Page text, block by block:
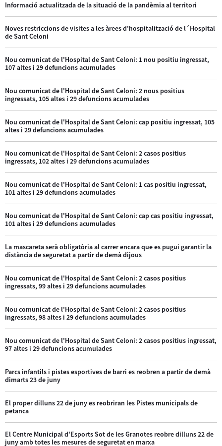
Informació actualitzada de la situació de la pandèmia al territori
Noves restriccions de visites a les àrees d'hospitalització de l´Hospital
de Sant Celoni
Nou comunicat de l'Hospital de Sant Celoni: 1 nou positiu ingressat,
107 altes i 29 defuncions acumulades
Nou comunicat de l'Hospital de Sant Celoni: 2 nous positius
ingressats, 105 altes i 29 defuncions acumulades
Nou comunicat de l'Hospital de Sant Celoni: cap positiu ingressat, 105
altes i 29 defuncions acumulades
Nou comunicat de l'Hospital de Sant Celoni: 2 casos positius
ingressats, 102 altes i 29 defuncions acumulades
Nou comunicat de l'Hospital de Sant Celoni: 1 cas positiu ingressat,
101 altes i 29 defuncions acumulades
Nou comunicat de l'Hospital de Sant Celoni: cap cas positiu ingressat,
101 altes i 29 defuncions acumulades
La mascareta serà obligatòria al carrer encara que es pugui garantir la
distància de seguretat a partir de demà dijous
Nou comunicat de l'Hospital de Sant Celoni: 2 casos positius
ingressats, 99 altes i 29 defuncions acumulades
Nou comunicat de l'Hospital de Sant Celoni: 2 casos positius
ingressats, 98 altes i 29 defuncions acumulades
Nou comunicat de l'Hospital de Sant Celoni: 2 casos positius ingressat,
97 altes i 29 defuncions acumulades
Parcs infantils i pistes esportives de barri es reobren a partir de demà
dimarts 23 de juny
El proper dilluns 22 de juny es reobriran les Pistes municipals de
petanca
El Centre Municipal d'Esports Sot de les Granotes reobre dilluns 22 de
juny amb totes les mesures de seguretat en marxa